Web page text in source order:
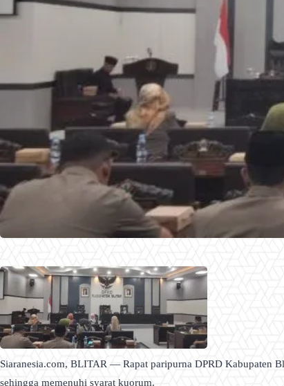
Siaranesia.com, BLITAR — Rapat paripurna DPRD Kabupaten
sehingga memenuhi syarat kuorum.